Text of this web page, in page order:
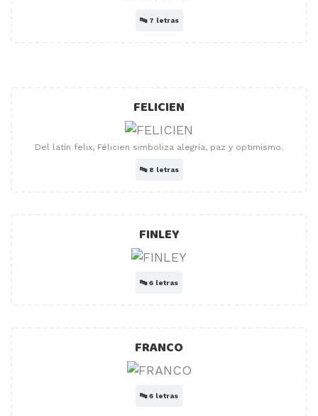
🔤 7 letras
FELICIEN
Del latín felix, Félicien simboliza alegría, paz y optimismo.
🔤 8 letras
FINLEY
🔤6 letras
FRANCO
🔤6 letras